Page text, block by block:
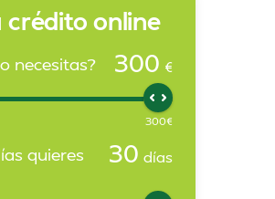
crédito online
necesitas? 300 €
300€
quieres
30 días